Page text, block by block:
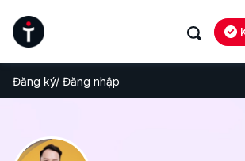
Đăng ký/ Đăng nhập